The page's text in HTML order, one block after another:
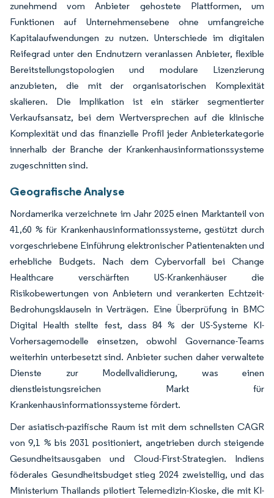
zunehmend vom Anbieter gehostete Plattformen, um
Funktionen auf Unternehmensebene ohne umfangreiche
Kapitalaufwendungen zu nutzen. Unterschiede im digitalen
Reifegrad unter den Endnutzern veranlassen Anbieter, flexible
Bereitstellungstopologien und modulare Lizenzierung
anzubieten, die mit der organisatorischen Komplexität
skalieren. Die Implikation ist ein stärker segmentierter
Verkaufsansatz, bei dem Wertversprechen auf die klinische
Komplexität und das finanzielle Profil jeder Anbieterkategorie
innerhalb der Branche der Krankenhausinformationssysteme
zugeschnitten sind.
Geografische Analyse
Nordamerika verzeichnete im Jahr 2025 einen Marktanteil von
41,60 % für Krankenhausinformationssysteme, gestützt durch
vorgeschriebene Einführung elektronischer Patientenakten und
erhebliche Budgets. Nach dem Cybervorfall bei Change
Healthcare verschärften US-Krankenhäuser die
Risikobewertungen von Anbietern und verankerten Echtzeit-
Bedrohungsklauseln in Verträgen. Eine Überprüfung in BMC
Digital Health stellte fest, dass 84 % der US-Systeme KI-
Vorhersagemodelle einsetzen, obwohl Governance-Teams
weiterhin unterbesetzt sind. Anbieter suchen daher verwaltete
Dienste zur Modellvalidierung, was einen
dienstleistungsreichen Markt für
Krankenhausinformationssysteme fördert.
Der asiatisch-pazifische Raum ist mit dem schnellsten CAGR
von 9,1 % bis 2031 positioniert, angetrieben durch steigende
Gesundheitsausgaben und Cloud-First-Strategien. Indiens
föderales Gesundheitsbudget stieg 2024 zweistellig, und das
Ministerium Thailands pilotiert Telemedizin-Kioske, die mit KI-